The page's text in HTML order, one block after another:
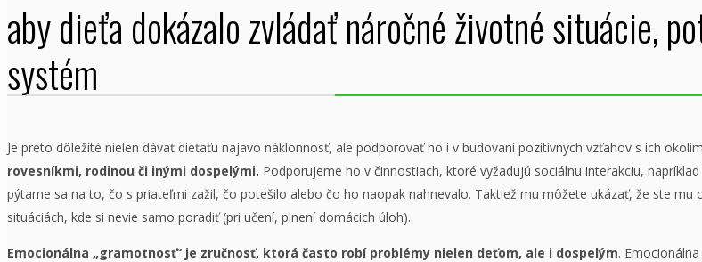
aby dieťa dokázalo zvládať náročné životné situácie,
systém
Je preto dôležité nielen dávať dieťaťu najavo náklonnosť, ale podporovať ho i v budovaní pozitívnych vzťahov s ich
rovesníkmi, rodinou či inými dospelými. Podporujeme ho v činnostiach, ktoré vyžadujú sociálnu interakciu,
pýtame sa na to, čo s priateľmi zažil, čo potešilo alebo čo ho naopak nahnevalo. Taktiež mu môžete ukázať, že ste
situáciách, kde si nevie samo poradiť (pri učení, plnení domácich úloh).
Emocionálna „gramotnosť“ je zručnosť, ktorá často robí problémy nielen deťom, ale i dospelým.